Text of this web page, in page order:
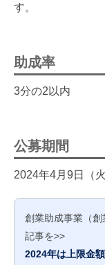
す。
助成率
3分の2以内
公募期間
2024年4月9日（
創業助成事業（
記事を>>
2024年は上限金